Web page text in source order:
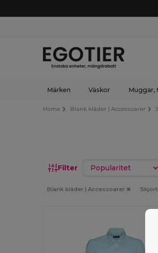
Märken Väskor Muggar,
Home Blank kläder | Accessoarer
Filter Sortera efter
Blank kläder | Accessoarer